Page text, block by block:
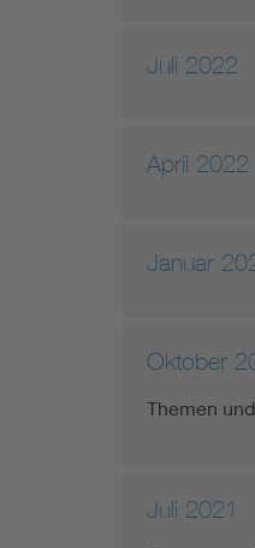
Juli 2022
April 2022
Januar
Oktober
Themen
Juli 2021